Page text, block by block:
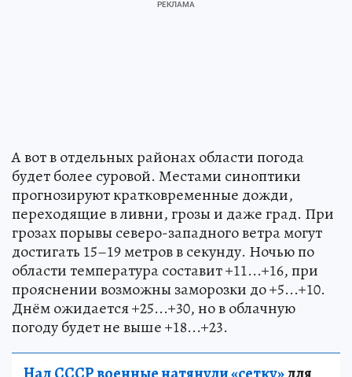
А вот в отдельных районах области погода
будет более суровой. Местами синоптики
прогнозируют кратковременные дожди,
переходящие в ливни, грозы и даже град. При
грозах порывы северо-западного ветра могут
достигать 15–19 метров в секунду. Ночью по
области температура составит +11...+16, при
прояснении возможны заморозки до +5...+10.
Днём ожидается +25...+30, но в облачную
погоду будет не выше +18...+23.